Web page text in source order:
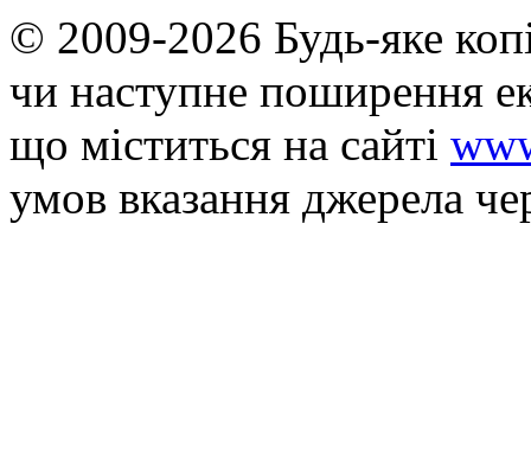
© 2009-2026 Будь-яке
чи наступне поширення
що мiститься на сайті
умов вказання джерела